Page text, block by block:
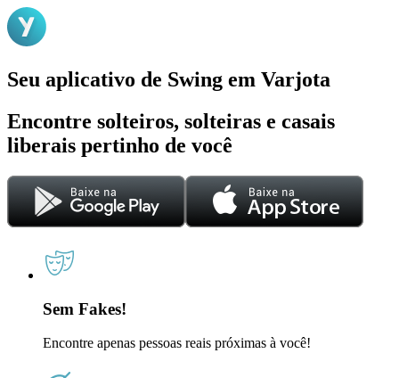
Seu aplicativo de Swing em Varjota
Encontre solteiros, solteiras e casais
liberais pertinho de você
Sem Fakes!
Encontre apenas pessoas reais próximas à você!